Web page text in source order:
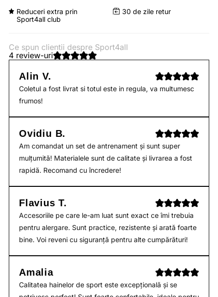
Reduceri extra prin
Sport4all club
30 de zile retur
Ce spun clientii despre Sport4all
4 review-uri
Alin V.
Coletul a fost livrat si totul este in regula, va multumesc
frumos!
Ovidiu B.
Am comandat un set de antrenament și sunt super
mulțumită! Materialele sunt de calitate și livrarea a fost
rapidă. Recomand cu încredere!
Flavius T.
Accesoriile pe care le-am luat sunt exact ce îmi trebuia
pentru alergare. Sunt practice, rezistente și arată foarte
bine. Voi reveni cu siguranță pentru alte cumpărături!
Amalia
Calitatea hainelor de sport este excepțională și se